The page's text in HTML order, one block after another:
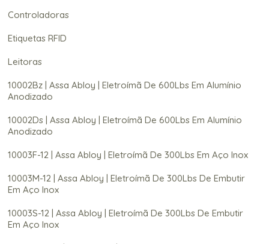
Controladoras
Etiquetas RFID
Leitoras
10002Bz | Assa Abloy | Eletroímã De 600Lbs Em Alumínio
Anodizado
10002Ds | Assa Abloy | Eletroímã De 600Lbs Em Alumínio
Anodizado
10003F-12 | Assa Abloy | Eletroímã De 300Lbs Em Aço Inox
10003M-12 | Assa Abloy | Eletroímã De 300Lbs De Embutir
Em Aço Inox
10003S-12 | Assa Abloy | Eletroímã De 300Lbs De Embutir
Em Aço Inox